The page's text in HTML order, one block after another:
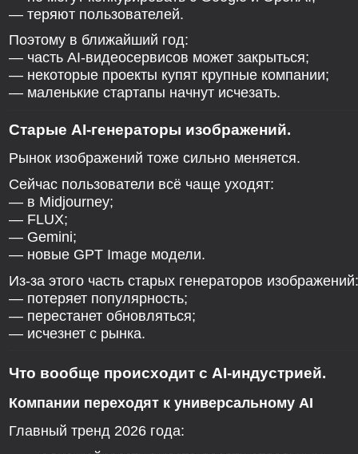
— теряют пользователей.
Поэтому в ближайший год:
— часть AI-видеосервисов может закрыться;
— некоторые проекты купят крупные компании;
— маленькие стартапы начнут исчезать.
Старые AI-генераторы изображений.
Рынок изображений тоже сильно меняется.
Сейчас пользователи всё чаще уходят:
— в Midjourney;
— FLUX;
— Gemini;
— новые GPT Image модели.
Из-за этого часть старых генераторов изображений:
— потеряет популярность;
— перестанет обновляться;
— исчезнет с рынка.
Что вообще происходит с AI-индустрией.
Компании переходят к универсальному AI
Главный тренд 2026 года: